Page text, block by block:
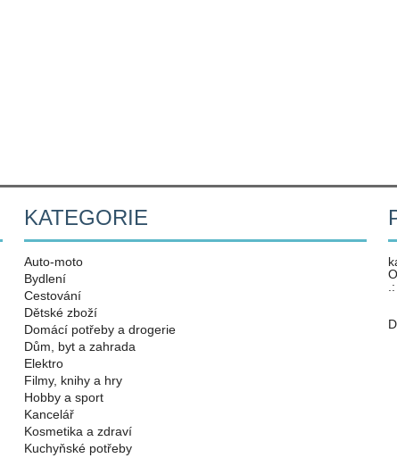
KATEGORIE
Auto-moto
Bydlení
Cestování
Dětské zboží
Domácí potřeby a drogerie
Dům, byt a zahrada
Elektro
Filmy, knihy a hry
Hobby a sport
Kancelář
Kosmetika a zdraví
Kuchyňské potřeby